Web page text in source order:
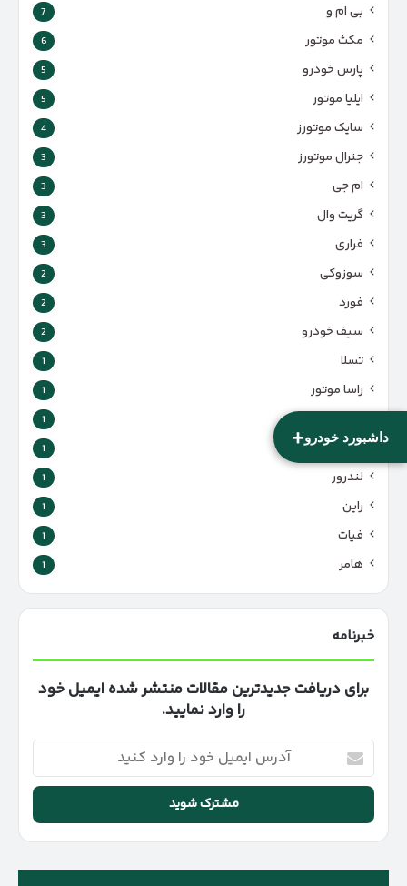
+داشبورد خودرو
بی ام و 7
مکث موتور 6
پارس‌ خودرو 5
ایلیا موتور 5
سایک موتورز 4
جنرال موتورز 3
ام جی 3
گریت وال 3
فراری 3
سوزوکی 2
فورد 2
سیف خودرو 2
تسلا 1
راسا موتور 1
1
هوندا 1
لندرور 1
راین 1
فیات 1
هامر 1
خبرنامه
برای دریافت جدیدترین مقالات منتشر شده ایمیل خود
را وارد نمایید.
آدرس
ایمیل
خود
وارد
کنید